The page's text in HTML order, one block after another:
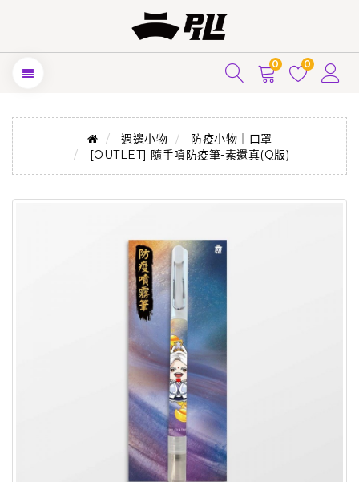
0 0
週邊小物
防疫小物｜口罩
[OUTLET] 隨手噴防疫筆-素還真(Q版)